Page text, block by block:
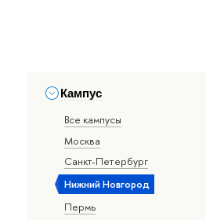
Кампус
Все кампусы
Москва
Санкт-Петербург
Нижний Новгород
Пермь